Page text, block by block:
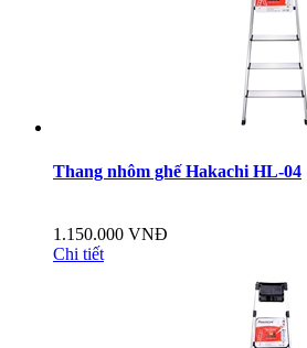
Thang nhôm ghế Hakachi HL-04
1.150.000 VNĐ
Chi tiết